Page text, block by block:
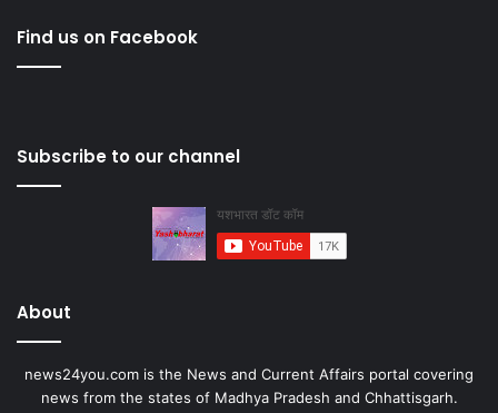
Find us on Facebook
Subscribe to our channel
About
news24you.com is the News and Current Affairs portal covering
news from the states of Madhya Pradesh and Chhattisgarh.